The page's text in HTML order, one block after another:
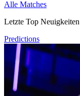
Alle Matches
Letzte Top Neuigkeiten
Predictions